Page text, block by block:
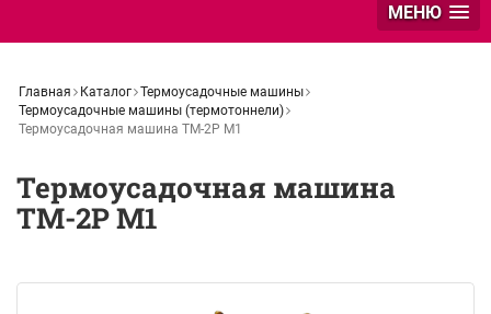
МЕНЮ
Главная Каталог Термоусадочные машины
Термоусадочные машины (термотоннели)
Термоусадочная машина ТМ-2Р М1
Термоусадочная машина
ТМ-2Р М1